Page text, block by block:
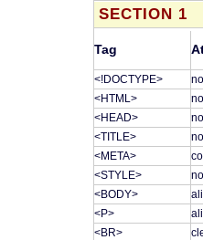
SECTION 1
Tag
<!DOCTYPE>
<HTML>
<HEAD>
<TITLE>
<META>
<STYLE>
<BODY>
<P>
<BR>